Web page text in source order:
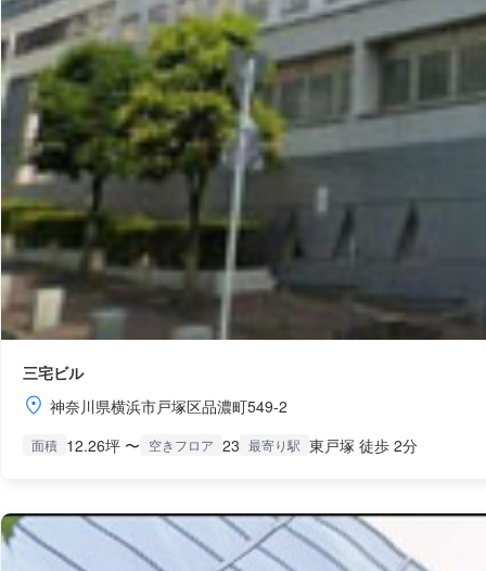
三宅ビル
神奈川県横浜市戸塚区品濃町549-2
面積 12.26坪 〜 空きフロア 23 最寄り駅 東戸塚 徒歩 2分